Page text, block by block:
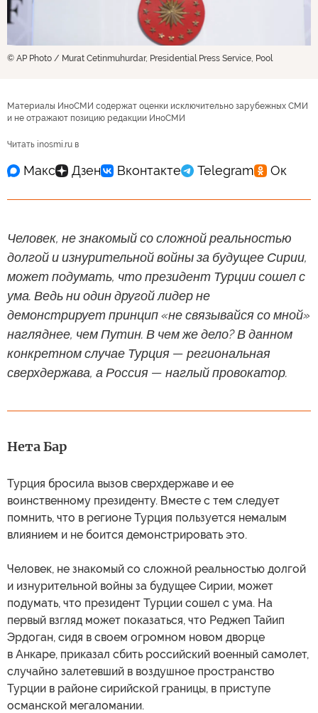
© AP Photo / Murat Cetinmuhurdar, Presidential Press Service, Pool
Материалы ИноСМИ содержат оценки исключительно зарубежных СМИ
и не отражают позицию редакции ИноСМИ
Читать inosmi.ru в
Человек, не знакомый со сложной реальностью
долгой и изнурительной войны за будущее Сирии,
может подумать, что президент Турции сошел с
ума. Ведь ни один другой лидер не
демонстрирует принцип «не связывайся со мной»
нагляднее, чем Путин. В чем же дело? В данном
конкретном случае Турция — региональная
сверхдержава, а Россия — наглый провокатор.
Нета Бар
Турция бросила вызов сверхдержаве и ее
воинственному президенту. Вместе с тем следует
помнить, что в регионе Турция пользуется немалым
влиянием и не боится демонстрировать это.
Человек, не знакомый со сложной реальностью долгой
и изнурительной войны за будущее Сирии, может
подумать, что президент Турции сошел с ума. На
первый взгляд может показаться, что Реджеп Тайип
Эрдоган, сидя в своем огромном новом дворце
в Анкаре, приказал сбить российский военный самолет,
случайно залетевший в воздушное пространство
Турции в районе сирийской границы, в приступе
османской мегаломании.